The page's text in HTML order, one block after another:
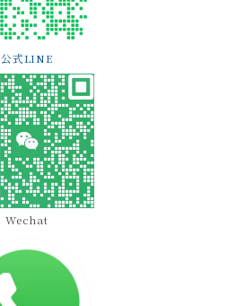
公式LINE
Wechat